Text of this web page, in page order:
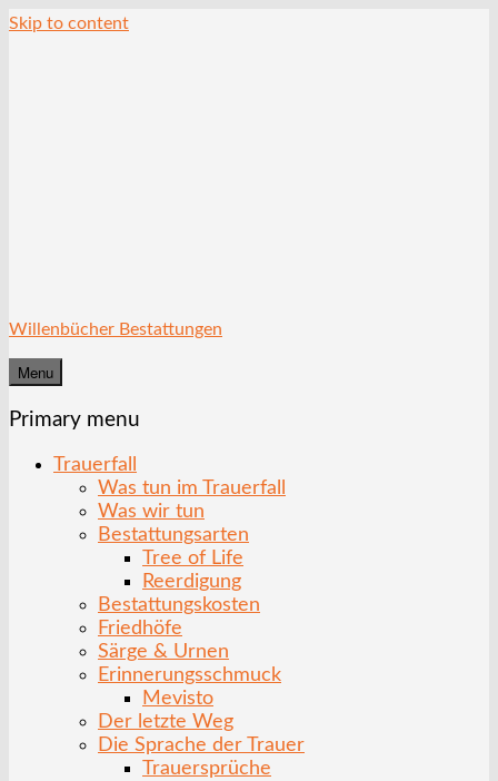
Skip to content
Willenbücher Bestattungen
Menu
Primary menu
Trauerfall
Was tun im Trauerfall
Was wir tun
Bestattungsarten
Tree of Life
Reerdigung
Bestattungskosten
Friedhöfe
Särge & Urnen
Erinnerungsschmuck
Mevisto
Der letzte Weg
Die Sprache der Trauer
Trauersprüche